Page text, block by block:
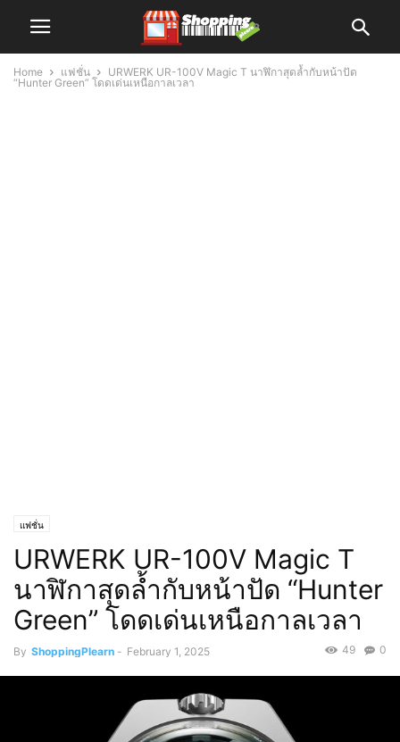
Home แฟชั่น
URWERK UR-100V Magic T นาฬิกาสุดล้ำกับหน้าปัด
“Hunter Green” โดดเด่นเหนือกาลเวลา
แฟชั่น
URWERK UR-100V Magic T
นาฬิกาสุดล้ำกับหน้าปัด “Hunter
Green” โดดเด่นเหนือกาลเวลา
By ShoppingPlearn - February 1, 2025 0
49